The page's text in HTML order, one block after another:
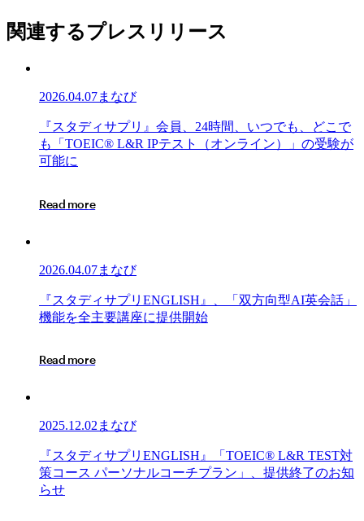
関連するプレスリリース
2026.04.07まなび
『ス
タ
デ
プ
員、
24
時
間、
で
で
も
「TOEIC®
L&R
IP
『ス タディサプリ 』 会 員 24時間 いつでも どこ で
も
「 TOEIC® L&R IPテス ト （オンライ ン） 」 の受験が
可能に
Read more
2026.04.07まなび
『ス
タ
サ
ENGLISH』、
「双
方
向
型
『ス タディサプリ ENGLISH 』 「 双方向型AI英会話 」
機能を全主要講座に提供開始
Read more
2025.12.02まなび
『ス
タ
デ
『ス タディサプリ ENGLISH』 「 TOEIC® L&R TEST対
策コ ース パーソナルコ ーチプラ ン 」 、 提供終了のお知
らせ